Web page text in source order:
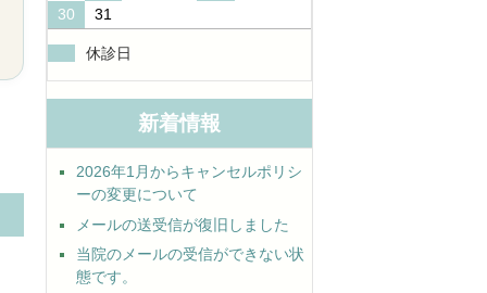
30
31
休診日
新着情報
2026年1月からキャンセルポリシ
ーの変更について
メールの送受信が復旧しました
当院のメールの受信ができない状
態です。